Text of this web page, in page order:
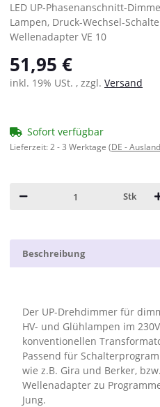
LED UP-Phasenanschnitt-
Lampen, Druck-Wechsel-
Wellenadapter VE 10
51,95 €
inkl. 19% USt. , zzgl. Versand
Sofort verfügbar
Lieferzeit:2 - 3 Werktage (DE -
Stk
Beschreibung
Der UP-Drehdimmer für
HV- und Glühlampen im
konventionellen
Passend für
wie z.B. Gira und Berker,
Wellenadapter zu
Jung.